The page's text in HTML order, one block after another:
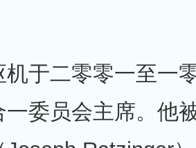
机于二零零一至一
一委员会主席。他